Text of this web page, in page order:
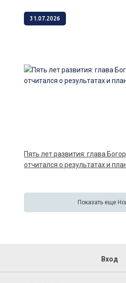
31.07.2026
Пять лет развития: глава Богородского округа
отчитался о результатах и
Показать еще
Вход